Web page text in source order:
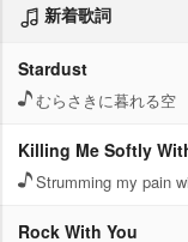
新着歌詞
Stardust
むらさきに暮れる空
Killing Me Softly
Strumming my pain
Rock With You